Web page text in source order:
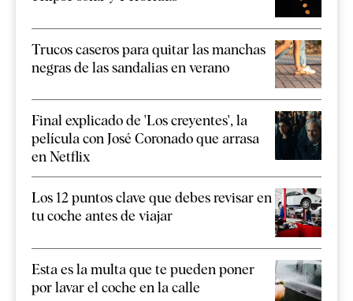
Trucos caseros para quitar las manchas
negras de las sandalias en verano
Final explicado de 'Los creyentes', la
película con José Coronado que arrasa
en Netflix
Los 12 puntos clave que debes revisar en
tu coche antes de viajar
Esta es la multa que te pueden poner
por lavar el coche en la calle